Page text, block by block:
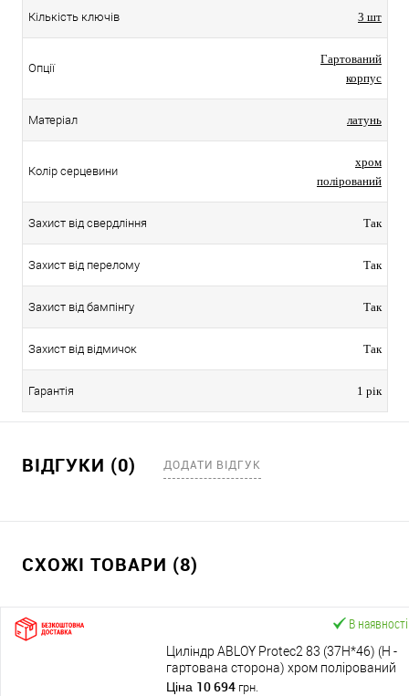
Кількість ключів 3 шт
Опції
Гартований
корпус
Матеріал латунь
Колір серцевини
хром
полірований
Захист від свердління Так
Захист від перелому Так
Захист від бампінгу Так
Захист від відмичок Так
Гарантія 1 рік
ВІДГУКИ (0) ДОДАТИ ВІДГУК
СХОЖІ ТОВАРИ (8)
В наявності
Циліндр ABLOY Protec2 83 (37H*46) (H -
гартована сторона) хром полірований
Ціна 10 694 грн.